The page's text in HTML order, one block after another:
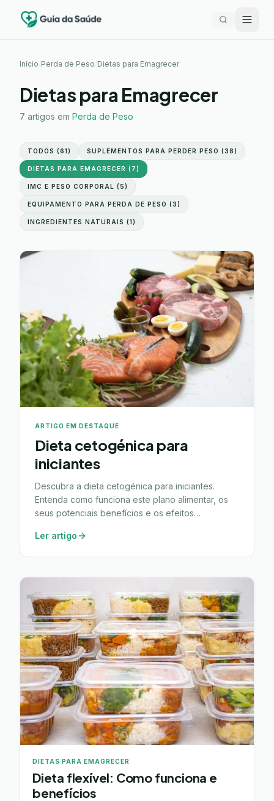
Início Perda de Peso Dietas para Emagrecer
Dietas para Emagrecer
7 artigos em Perda de Peso
TODOS (61) SUPLEMENTOS PARA PERDER PESO (38)
DIETAS PARA EMAGRECER ( 7)
IMC E PESO CORPORAL ( 5)
EQUIPAMENTO PARA PERDA DE PESO (3)
INGREDIENTES NATURAIS (1)
ARTIGO EM DESTAQUE
Dieta cetogénica para
iniciantes
Descubra a dieta cetogénica para iniciantes.
Entenda como funciona este plano alimentar, os
seus potenciais benefícios e os efeitos
Ler artigo
DIETAS PARA EMAGRECER
Dieta flexível: Como funciona e
benefícios